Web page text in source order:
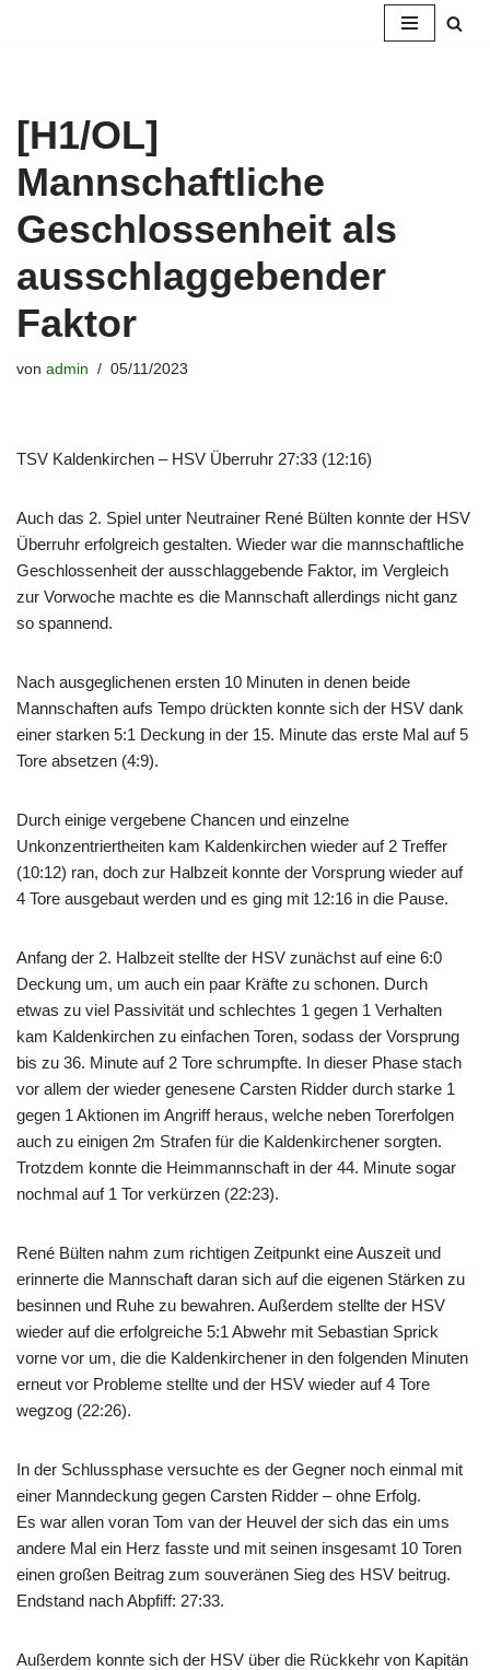
[H1/OL]
Mannschaftliche
Geschlossenheit als
ausschlaggebender
Faktor
von admin 05/11/2023
TSV Kaldenkirchen – HSV Überruhr 27:33 (12:16)
Auch das 2. Spiel unter Neutrainer René Bülten konnte der HSV
Überruhr erfolgreich gestalten. Wieder war die mannschaftliche
Geschlossenheit der ausschlaggebende Faktor, im Vergleich
zur Vorwoche machte es die Mannschaft allerdings nicht ganz
so spannend.
Nach ausgeglichenen ersten 10 Minuten in denen beide
Mannschaften aufs Tempo drückten konnte sich der HSV dank
einer starken 5:1 Deckung in der 15. Minute das erste Mal auf 5
Tore absetzen (4:9).
Durch einige vergebene Chancen und einzelne
Unkonzentriertheiten kam Kaldenkirchen wieder auf 2 Treffer
(10:12) ran, doch zur Halbzeit konnte der Vorsprung wieder auf
4 Tore ausgebaut werden und es ging mit 12:16 in die Pause.
Anfang der 2. Halbzeit stellte der HSV zunächst auf eine 6:0
Deckung um, um auch ein paar Kräfte zu schonen. Durch
etwas zu viel Passivität und schlechtes 1 gegen 1 Verhalten
kam Kaldenkirchen zu einfachen Toren, sodass der Vorsprung
bis zu 36. Minute auf 2 Tore schrumpfte. In dieser Phase stach
vor allem der wieder genesene Carsten Ridder durch starke 1
gegen 1 Aktionen im Angriff heraus, welche neben Torerfolgen
auch zu einigen 2m Strafen für die Kaldenkirchener sorgten.
Trotzdem konnte die Heimmannschaft in der 44. Minute sogar
nochmal auf 1 Tor verkürzen (22:23).
René Bülten nahm zum richtigen Zeitpunkt eine Auszeit und
erinnerte die Mannschaft daran sich auf die eigenen Stärken zu
besinnen und Ruhe zu bewahren. Außerdem stellte der HSV
wieder auf die erfolgreiche 5:1 Abwehr mit Sebastian Sprick
vorne vor um, die die Kaldenkirchener in den folgenden Minuten
erneut vor Probleme stellte und der HSV wieder auf 4 Tore
wegzog (22:26).
In der Schlussphase versuchte es der Gegner noch einmal mit
einer Manndeckung gegen Carsten Ridder – ohne Erfolg.
Es war allen voran Tom van der Heuvel der sich das ein ums
andere Mal ein Herz fasste und mit seinen insgesamt 10 Toren
einen großen Beitrag zum souveränen Sieg des HSV beitrug.
Endstand nach Abpfiff: 27:33.
Außerdem konnte sich der HSV über die Rückkehr von Kapitän